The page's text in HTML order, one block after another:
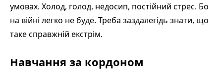
умовах. Холод, голод, недосип, постійний стрес. Бо
на війні легко не буде. Треба заздалегідь знати, що
таке справжній екстрім.
Навчання за кордоном